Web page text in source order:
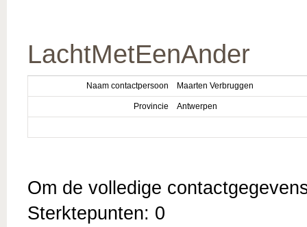
LachtMetEenAnder
Naam contactpersoon Maarten Verbruggen
Provincie Antwerpen
Om de volledige
Sterktepunten: 0